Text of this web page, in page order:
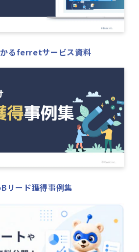
るferretサービス資料
リード獲得事例集